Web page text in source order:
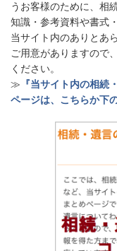
うお客様のために、相
知識・参考資料や書式
当サイト内のありとあ
ご用意がありますので
ください。
≫ 『当サイト内の相続
ページは、こちらか下